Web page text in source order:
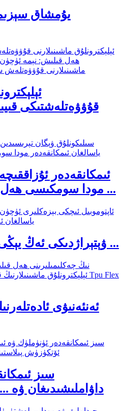
يۇمشاق
قۇۋۋەتلەشتىكى
ئىمكانقەدەر
مودا سومكىسى ھەل قىلىش چارىسى ...
ۋېتېراژدىكى ئەڭ يېڭى يېڭىلىقلار نېمە؟ ...
ئەنئەنىۋى
سىز
داۋاملىشىدىغان ۋە